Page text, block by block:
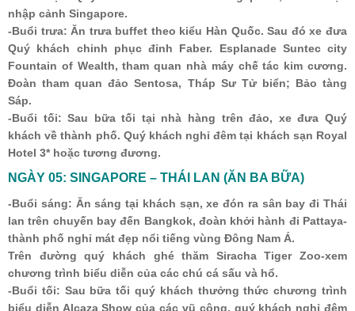
nhập cảnh Singapore.
-Buổi trưa: Ăn trưa buffet theo kiểu Hàn Quốc. Sau đó xe đưa
Quý khách chinh phục đỉnh Faber. Esplanade Suntec city
Fountain of Wealth, tham quan nhà máy chế tác kim cương.
Đoàn tham quan đảo Sentosa, Tháp Sư Tử biển; Bảo tàng
Sáp.
-Buổi tối: Sau bữa tối tại nhà hàng trên đảo, xe đưa Quý
khách về thành phố. Quý khách nghỉ đêm tại khách sạn Royal
Hotel 3* hoặc tương đương.
NGÀY 05: SINGAPORE – THÁI LAN (ĂN BA BỮA)
-Buổi sáng: Ăn sáng tại khách sạn, xe đón ra sân bay đi Thái
lan trên chuyến bay đến Bangkok, đoàn khởi hành đi Pattaya-
thành phố nghỉ mát đẹp nổi tiếng vùng Đông Nam Á.
Trên đường quý khách ghé thăm Siracha Tiger Zoo-xem
chương trình biểu diễn của các chú cá sấu và hổ.
-Buổi tối: Sau bữa tối quý khách thưởng thức chương trình
biểu diễn Alcaza Show của các vũ công, quý khách nghỉ đêm